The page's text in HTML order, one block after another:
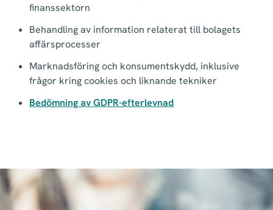
finanssektorn
Behandling av information relaterat till bolagets
affärsprocesser
Marknadsföring och konsumentskydd, inklusive
frågor kring cookies och liknande tekniker
Bedömning av GDPR-efterlevnad